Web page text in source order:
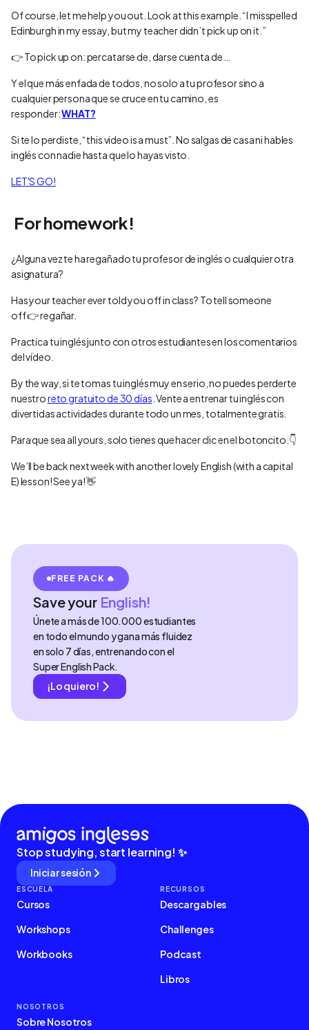
Of course, let me help you out. Look at this example. “I misspelled
Edinburgh in my essay, but my teacher didn’t pick up on it.”
👉To pick up on: percatarse de, darse cuenta de …
Y el que más enfada de todos, no solo a tu profesor sino a
cualquier persona que se cruce en tu camino, es
responder:WHAT?
Si te lo perdiste, “this video is a must”. No salgas de casa ni hables
inglés con nadie hasta que lo hayas visto.
LET'S GO!
For homework!
¿Alguna vez te ha regañado tu profesor de inglés o cualquier otra
asignatura?
Has your teacher ever told you off in class? To tell someone
off 👉 regañar.
Practica tu inglés junto con otros estudiantes en los comentarios
del vídeo.
By the way, si te tomas tu inglés muy en serio, no puedes perderte
nuestroreto gratuito de 30 días . Vente a entrenar tu inglés con
divertidas actividades durante todo un mes, totalmente gratis.
Para que sea all yours , solo tienes que hacer clic en el botoncito.👇
We’ll be back next week with another lovely English (with a capital
E) lesson! See ya! 👋
FREE PACK 🔥
Save your English!
Únete a más de 100.000 estudiantes
en todo el mundo y gana más fluidez
en solo 7 días, entrenando con el
Super English Pack.
¡Lo quiero!
Stop studying, start learning! ✨
Iniciar sesión
ESCUELA
Cursos
Workshops
Workbooks
RECURSOS
Descargables
Challenges
Podcast
Libros
NOSOTROS
Sobre Nosotros